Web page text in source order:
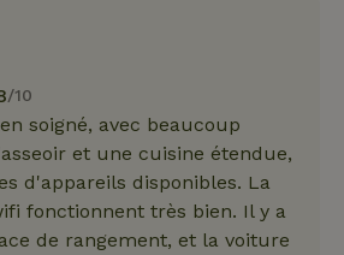
/10
soigné, avec beaucoup
et une cuisine étendue,
d'appareils disponibles. La
fonctionnent très bien. Il y a
de rangement, et la voiture